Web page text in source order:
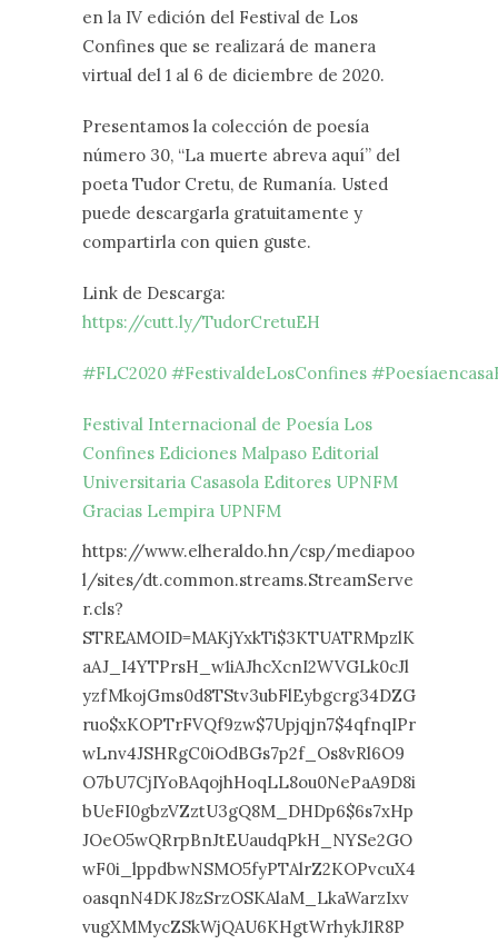
en la IV edición del Festival de Los
Confines que se realizará de manera
virtual del 1 al 6 de diciembre de 2020.
Presentamos la colección de poesía
número 30, “La muerte abreva aquí” del
poeta Tudor Cretu, de Rumanía. Usted
puede descargarla gratuitamente y
compartirla con quien guste.
Link de Descarga:
https://cutt.ly/TudorCretuEH
#FLC2020 #FestivaldeLosConfines
Festival Internacional de Poesía Los
Confines Ediciones Malpaso Editorial
Universitaria Casasola Editores UPNFM
Gracias Lempira UPNFM
https://www.elheraldo.hn/csp/mediapoo
l/sites/dt.common.streams.StreamServe
r.cls?
STREAMOID=MAKjYxkTi$3KTUATRMpzlK
aAJ_I4YTPrsH_w1iAJhcXcnI2WVGLk0cJl
yzfMkojGms0d8TStv3ubFlEybgcrg34DZG
ruo$xKOPTrFVQf9zw$7Upjqjn7$4qfnqIPr
wLnv4JSHRgC0iOdBGs7p2f_Os8vRl6O9
O7bU7CjIYoBAqojhHoqLL8ou0NePaA9D8i
bUeFI0gbzVZztU3gQ8M_DHDp6$6s7xHp
JOeO5wQRrpBnJtEUaudqPkH_NYSe2GO
wF0i_lppdbwNSMO5fyPTAlrZ2KOPvcuX4
oasqnN4DKJ8zSrzOSKAlaM_LkaWarzIxv
vugXMMycZSkWjQAU6KHgtWrhykJ1R8P